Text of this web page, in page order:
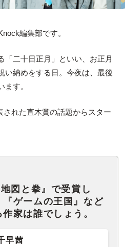
編集部です。
「二十日正月」といい、お正月
い納めをする日。今夜は、最後
す。
れた直木賞の話題からスター
図と拳』で受賞し
ゲームの王国』など
家は誰でしょう。
早茜